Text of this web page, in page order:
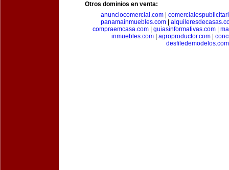
Otros dominios en venta:
anunciocomercial.com
panamainmuebles.com|
compraemcasa.com
guiasinformativas.com
inmuebles.com
agroproductor.com
desfiledemodelos.com